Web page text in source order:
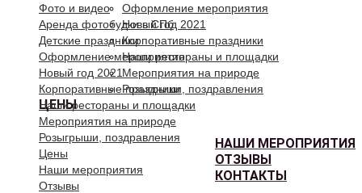
Оформление мероприятия
Новый год 2021
Корпоративные праздники
Наши рестораны и площадки
Мероприятия на природе
Розыгрыши, поздравления
ЦЕНЫ
НАШИ МЕРОПРИЯТИЯ
ОТЗЫВЫ
КОНТАКТЫ
Фото и видео
Аренда фотобудки в СПб
Детские праздники
Оформление мероприятия
Новый год 2021
Корпоративные праздники
Наши рестораны и площадки
Мероприятия на природе
Розыгрыши, поздравления
Цены
Наши мероприятия
Отзывы